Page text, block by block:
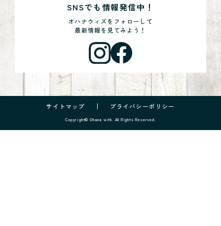
SNSでも情報発信中！
オハナウィズをフォローして
最新情報を見てみよう！
サイトマップ プライバシーポリシー
Copyright© Ohana with. All Rights Reserved.